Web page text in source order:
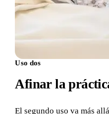
Uso dos
Afinar la
El segundo uso va más